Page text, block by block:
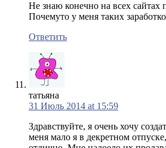
Не знаю конечно на всех сайтах
Почемуто у меня таких
Ответить
татьяна
31 Июль 2014 at 15:59
Здравствуйте, я очень хочу
меня мало я в декретном